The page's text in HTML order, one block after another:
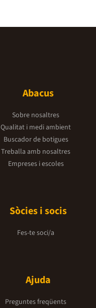
Abacus
Sobre nosaltres
Qualitat i medi ambient
Buscador de botigues
Treballa amb nosaltres
Empreses i escoles
Sòcies i socis
Fes-te soci/a
Ajuda
Preguntes freqüents